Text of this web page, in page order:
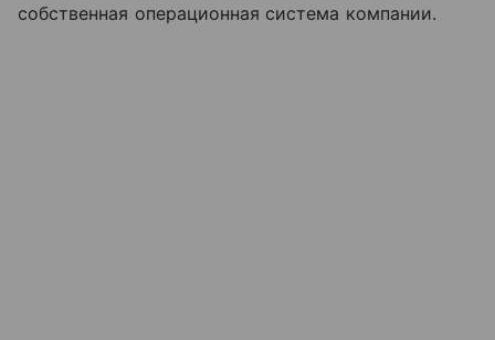
собственная операционная система компании.